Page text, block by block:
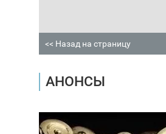
<< Назад на страницу
АНОНСЫ